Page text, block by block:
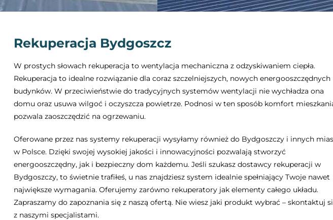
Rekuperacja Bydgoszcz
W prostych słowach rekuperacja to wentylacja mechaniczna z odzyskiwaniem ciepła.
Rekuperacja to idealne rozwiązanie dla coraz szczelniejszych, nowych energooszczędnych
budynków. W przeciwieństwie do tradycyjnych systemów wentylacji nie wychładza ona
domu oraz usuwa wilgoć i oczyszcza powietrze. Podnosi w ten sposób komfort
pozwala zaoszczędzić na ogrzewaniu.
Oferowane przez nas systemy rekuperacji wysyłamy również do Bydgoszczy i innych
w Polsce. Dzięki swojej wysokiej jakości i innowacyjności pozwalają stworzyć
energooszczędny, jak i bezpieczny dom każdemu. Jeśli szukasz dostawcy rekuperacji w
Bydgoszczy, to świetnie trafiłeś, u nas znajdziesz system idealnie spełniający Twoje nawet
największe wymagania. Oferujemy zarówno rekuperatory jak elementy całego układu.
Zapraszamy do zapoznania się z naszą ofertą. Nie wiesz jaki produkt wybrać – skontaktuj
z naszymi specjalistami.